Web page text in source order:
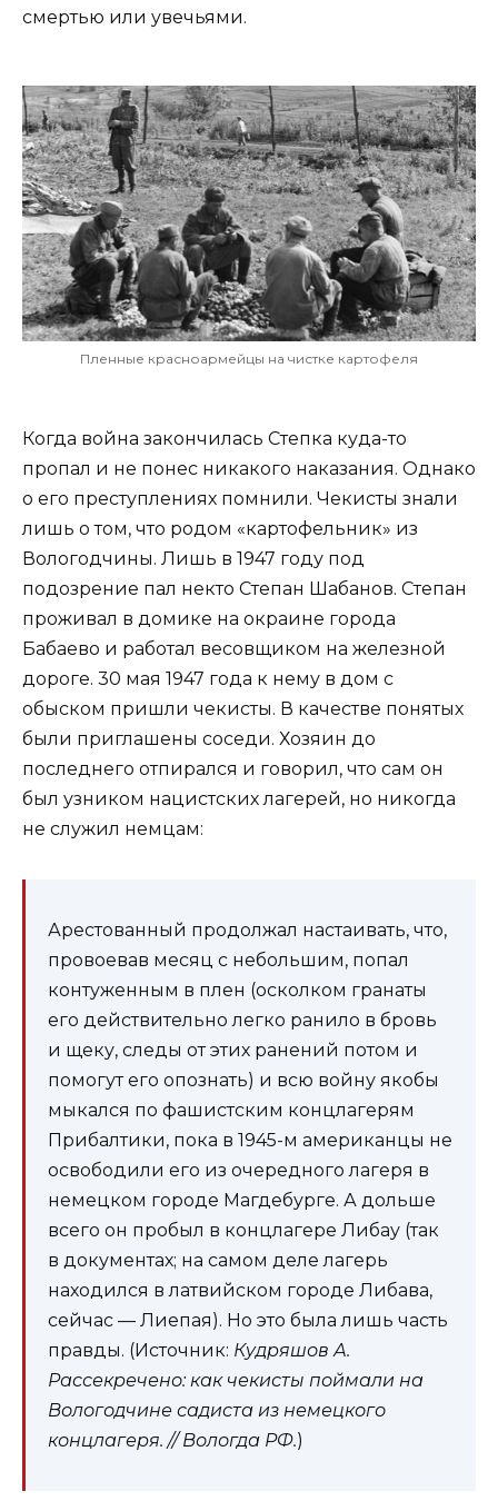
смертью или увечьями.
Пленные красноармейцы на чистке картофеля
Когда война закончилась Степка куда-то
пропал и не понес никакого наказания. Однако
о его преступлениях помнили. Чекисты знали
лишь о том, что родом «картофельник» из
Вологодчины. Лишь в 1947 году под
подозрение пал некто Степан Шабанов. Степан
проживал в домике на окраине города
Бабаево и работал весовщиком на железной
дороге. 30 мая 1947 года к нему в дом с
обыском пришли чекисты. В качестве понятых
были приглашены соседи. Хозяин до
последнего отпирался и говорил, что сам он
был узником нацистских лагерей, но никогда
не служил немцам:
Арестованный продолжал настаивать, что,
провоевав месяц с небольшим, попал
контуженным в плен (осколком гранаты
его действительно легко ранило в бровь
и щеку, следы от этих ранений потом и
помогут его опознать) и всю войну якобы
мыкался по фашистским концлагерям
Прибалтики, пока в 1945-м американцы не
освободили его из очередного лагеря в
немецком городе Магдебурге. А дольше
всего он пробыл в концлагере Либау (так
в документах; на самом деле лагерь
находился в латвийском городе Либава,
сейчас — Лиепая). Но это была лишь часть
правды. (Источник: Кудряшов А.
Рассекречено: как чекисты поймали на
Вологодчине садиста из немецкого
концлагеря. // Вологда РФ.)